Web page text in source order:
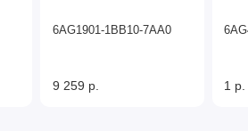
6AG1901-1BB10-7AA0
9 259 р. 1 р.